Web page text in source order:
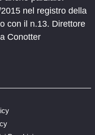
nel registro della
con il n.13. Direttore
Conotter